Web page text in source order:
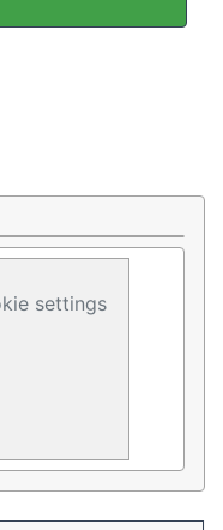
settings